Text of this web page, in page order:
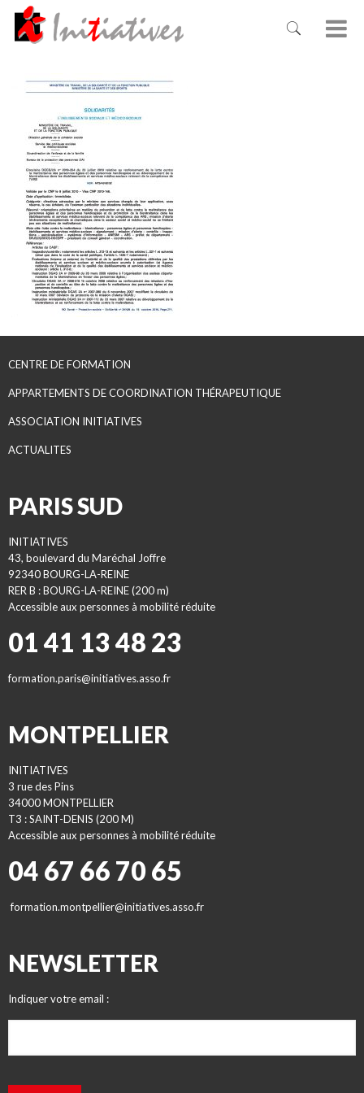
CENTRE DE FORMATION
APPARTEMENTS DE COORDINATION THÉRAPEUTIQUE
ASSOCIATION INITIATIVES
ACTUALITES
PARIS SUD
INITIATIVES
43, boulevard du Maréchal Joffre
92340 BOURG-LA-REINE
RER B : BOURG-LA-REINE (200 m)
Accessible aux personnes à mobilité réduite
01 41 13 48 23
formation.paris@initiatives.asso.fr
MONTPELLIER
INITIATIVES
3 rue des Pins
34000 MONTPELLIER
T3 : SAINT-DENIS (200 M)
Accessible aux personnes à mobilité réduite
04 67 66 70 65
formation.montpellier@initiatives.asso.fr
NEWSLETTER
Indiquer votre email :